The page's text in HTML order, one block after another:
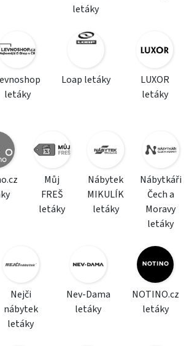
letáky
letáky
Loap letáky
LUXOR
letáky
Můj
FREŠ
letáky
Nábytek
MIKULÍK
letáky
Nábytkáři
Čech a
Moravy
letáky
Nejči
nábytek
letáky
Nev-Dama
letáky
NOTINO.cz
letáky